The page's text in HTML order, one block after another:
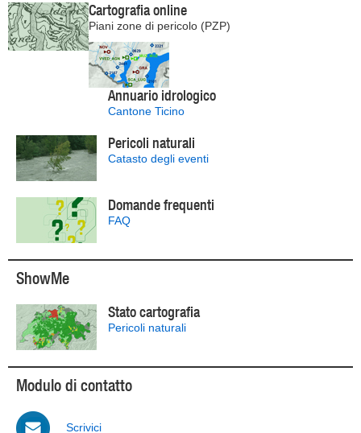
Cartografia online
Piani zone di pericolo (PZP)
Annuario idrologico
Cantone Ticino
Pericoli naturali
Catasto degli eventi
Domande frequenti
FAQ
ShowMe
Stato cartografia
Pericoli naturali
Modulo di contatto
Scrivici